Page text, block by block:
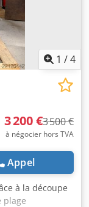
1 /4
3 200 €3 500 €
à négocier hors TVA
Appel
à la découpe
plage